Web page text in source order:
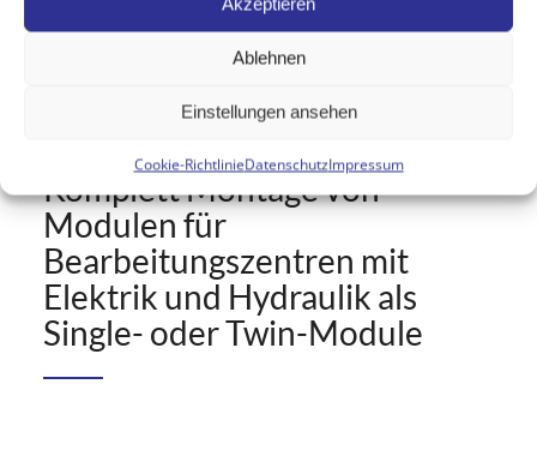
Ablehnen
Einstellungen ansehen
Cookie-RichtlinieDatenschutzImpressum
Komplett Montage von
Modulen für
Bearbeitungszentren mit
Elektrik und Hydraulik als
Single- oder Twin-Module